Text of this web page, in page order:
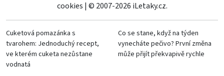
cookies | © 2007-2026 iLetaky.cz.
Cuketová pomazánka s
tvarohem: Jednoduchý recept,
ve kterém cuketa nezůstane
vodnatá
Co se stane, když na týden
vynecháte pečivo? První změna
může přijít překvapivě rychle